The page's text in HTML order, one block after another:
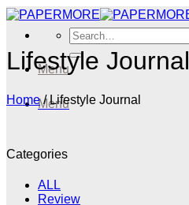
Skip
content
Search
for:
Menu
Menu
Lifestyle Journal
Home /Lifestyle Journal
Categories
ALL
Review